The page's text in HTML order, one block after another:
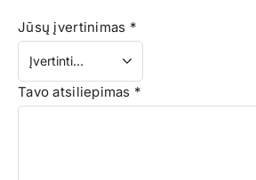
Jūsų įvertinimas *
Tavo atsiliepimas *